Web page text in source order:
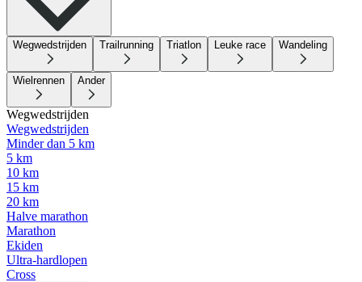
Wegwedstrijden Trailrunning Triatlon Leuke race Wandeling
Wielrennen Ander
Wegwedstrijden
Wegwedstrijden
Minder dan 5 km
5 km
10 km
15 km
20 km
Halve marathon
Marathon
Ekiden
Ultra-hardlopen
Cross